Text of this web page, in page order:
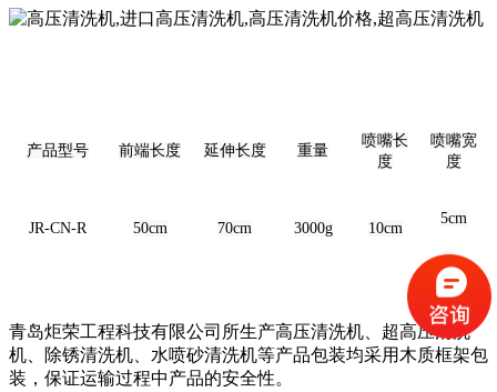
产品型号 前端长度 延伸长度 重量
喷嘴长
度
喷嘴宽
度
JR-CN-R 50cm 70cm 3000g 10cm
5cm
青岛炬荣工程科技有限公司所生产高压清洗机、超高压清洗
机、除锈清洗机、水喷砂清洗机等产品包装均采用木质框架包
装，保证运输过程中产品的安全性。